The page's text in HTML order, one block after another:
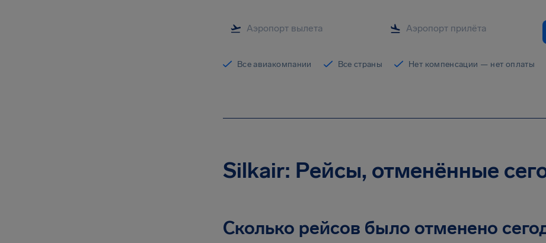
Все авиакомпании Все страны Нет компенсации — нет оплаты
Silkair: Рейсы, отменённые
Сколько рейсов было отменено